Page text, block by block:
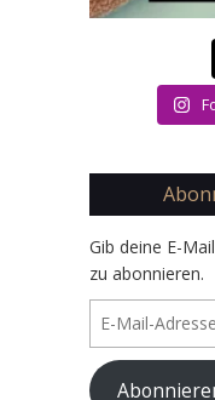
Gib deine E-
zu abonnieren.
Mail-
Adresse